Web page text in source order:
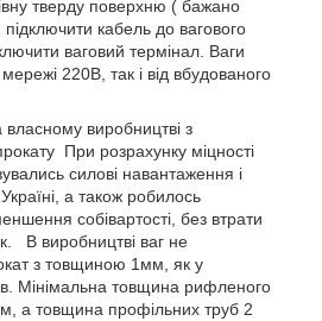
тверду поверхню ( бажано
кабель до вагового
ваговий термінал. Ваги
220В, так і від вбудованого
власному виробництві з
При розрахунку міцності
силові навантаження і
а також робилось
собівартості, без втрати
В виробництві ваг не
з товщиною 1мм, як у
Мінімальна товщина рифленого
а товщина профільних труб 2